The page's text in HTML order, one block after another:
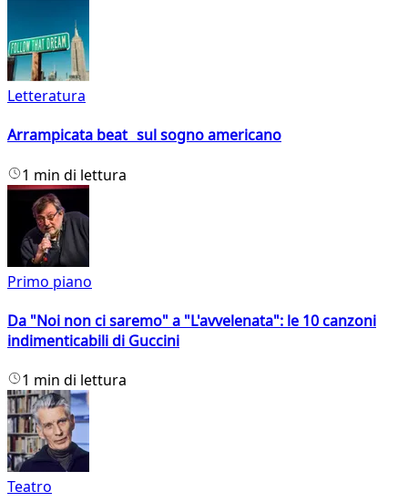
Letteratura
Arrampicata beat sul sogno americano
1 min di lettura
Primo piano
Da "Noi non ci saremo" a "L'avvelenata": le 10 canzoni
indimenticabili di Guccini
1 min di lettura
Teatro